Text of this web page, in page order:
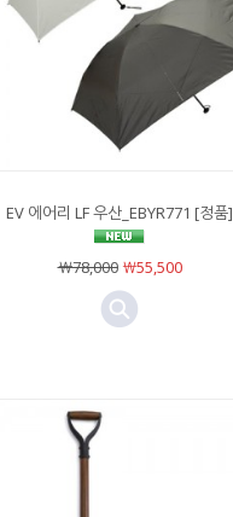
EV 에어리 LF 우산_EBYR771 [정품]
￦78,000￦55,500